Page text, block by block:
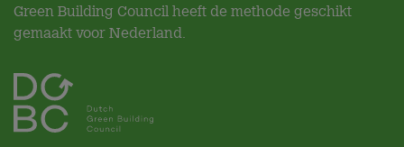
Green Building Council heeft de methode geschikt
gemaakt voor Nederland.